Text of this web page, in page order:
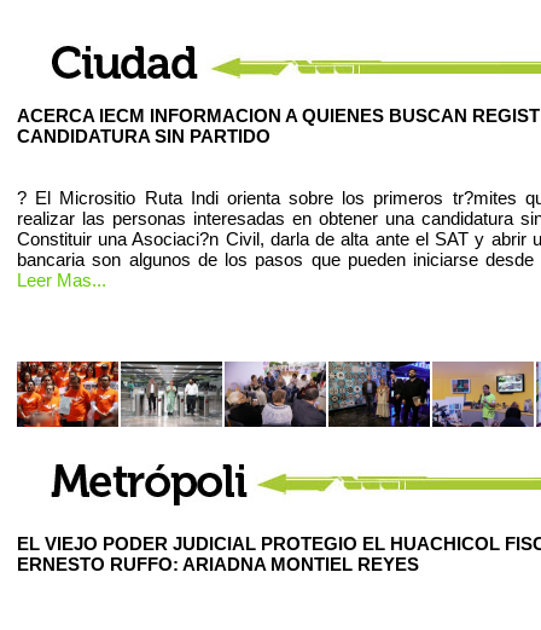
ACERCA IECM INFORMACION A QUIENES BUSCAN
CANDIDATURA SIN PARTIDO
? El Micrositio Ruta Indi orienta sobre los primeros tr?mites
realizar las personas interesadas en obtener una candidatura
Constituir una Asociaci?n Civil, darla de alta ante el SAT y abrir
bancaria son algunos de los pasos que pueden iniciarse
Leer Mas...
EL VIEJO PODER JUDICIAL PROTEGIO EL HUACHICOL
ERNESTO RUFFO: ARIADNA MONTIEL REYES